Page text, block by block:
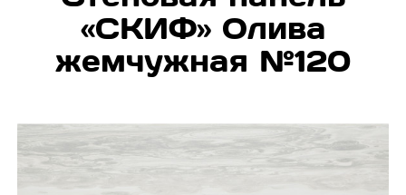
«СКИФ» Олива
жемчужная №120